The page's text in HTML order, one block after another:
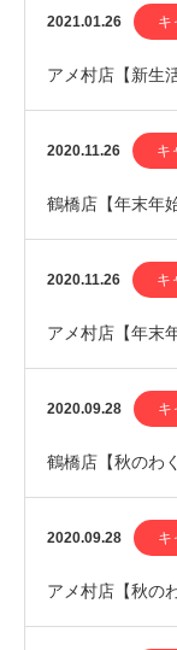
始しました！
2021.01.26 キ
アメ村店【新生
2020.11.26 キ
鶴橋店【年末年
しました！
2020.11.26 キ
アメ村店【年末
2020.09.28 キ
鶴橋店【秋のわ
開始しました！
2020.09.28 キ
アメ村店【秋の